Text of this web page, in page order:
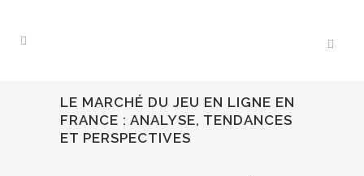
LE MARCHÉ DU JEU EN LIGNE EN
FRANCE : ANALYSE, TENDANCES
ET PERSPECTIVES